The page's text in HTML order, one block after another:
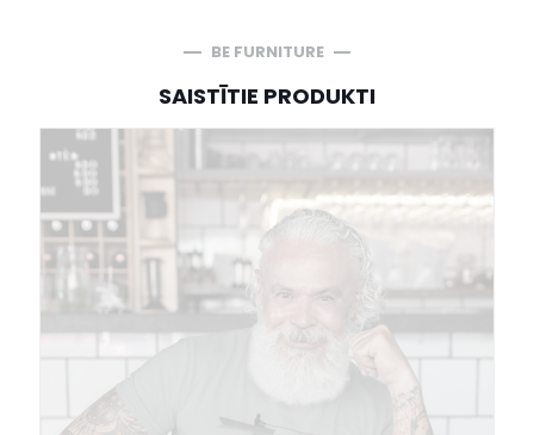
BE FURNITURE
SAISTĪTIE PRODUKTI